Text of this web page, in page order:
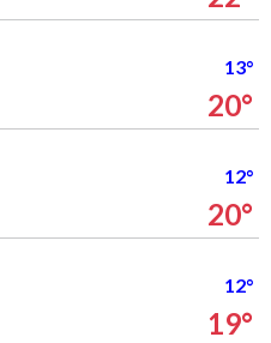
13°
20°
12°
20°
12°
19°